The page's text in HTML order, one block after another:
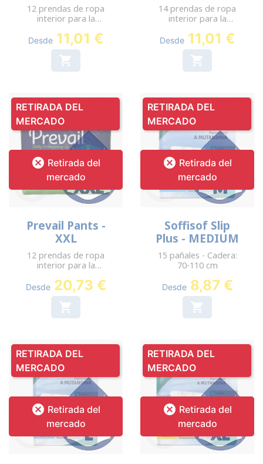
12 prendas de ropa
interior para la
135-160 cm
Desde 11,01 €

14 prendas de ropa
interior para la
110-150 cm
Desde 11,01 €

 Retirada del
mercado
Prevail Pants -
XXL
12 prendas de ropa
interior para la
hanche 173-203 cm
Desde 20,73 €

RETIRADA DEL
MERCADO
 Retirada del
mercado
Soffisof Slip
Plus - MEDIUM
15 pañales - Cadera:
70-110 cm
Desde 8,87 €

RETIRADA DEL
MERCADO
 Retirada del
mercado
RETIRADA DEL
MERCADO
 Retirada del
mercado
RETIRADA DEL
MERCADO